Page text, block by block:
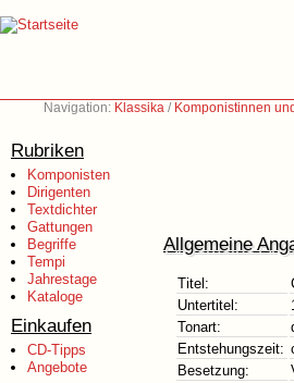
Navigation: Klassika / Komponistinnen
Rubriken
Komponisten
Dirigenten
Textdichter
Gattungen
Begriffe
Tempi
Jahrestage
Kataloge
Einkaufen
CD-Tipps
Angebote
Allgemeine
Titel:
Untertitel:
Tonart:
Entstehungszeit:
Besetzung: